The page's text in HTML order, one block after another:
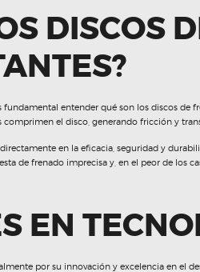
DISCOS
entender qué son los discos
comprimen el disco, generando fricción y
en la eficacia, seguridad y
de frenado imprecisa y, en el peor de los
EN
por su innovación y excelencia en el